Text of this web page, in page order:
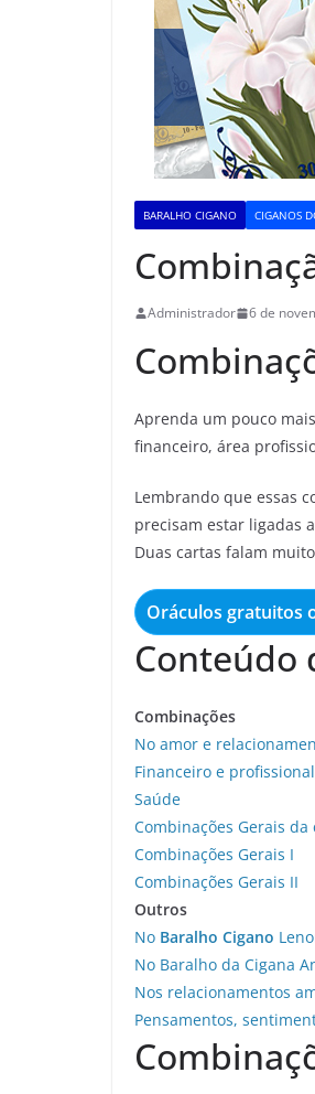
BARALHO CIGANO CIGANOS
Administrador 6 de
Aprenda um pouco
financeiro, área
Lembrando que essas
precisam estar ligadas
Duas cartas falam
Oráculos gratuitos
Conteúdo
Combinações
No amor e
Financeiro e profissional
Saúde
Combinações Gerais
Combinações Gerais I
Combinações Gerais II
Outros
No Baralho Cigano
No Baralho da Cigana
Nos relacionamentos
Pensamentos,